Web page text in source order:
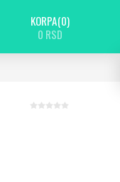
KORPA 0
0 RSD